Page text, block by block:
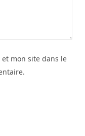
mon site dans le